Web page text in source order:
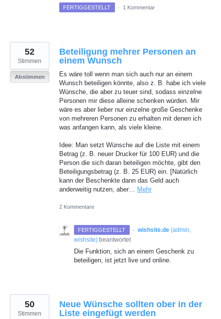
FERTIGGESTELLT · 1 Kommentar
Beteiligung mehrer Personen an
einem Wunsch
Es wäre toll wenn man sich auch nur an einem
Wunsch beteiligen könnte, also z. B. habe ich viele
Wünsche, die aber zu teuer sind, sodass einzelne
Personen mir diese alleine schenken würden. Mir
wäre es aber lieber nur einzelne große Geschenke
von mehreren Personen zu erhalten mit denen ich
was anfangen kann, als viele kleine.
Idee: Man setzt Wünsche auf die Liste mit einem
Betrag (z. B. neuer Drucker für 100 EUR) und die
Person die sich daran beteiligen möchte, gibt den
Beteiligungsbetrag (z. B. 25 EUR) ein. [Natürlich
kann der Beschenkte dann das Geld auch
anderweitig nutzen, aber… Mehr
52
Stimmen
Abstimmen
2 Kommentare
FERTIGGESTELLT · wishsite.de (admin,
wishsite) beantwortet
Die Funktion, sich an einem Geschenk zu
beteiligen, ist jetzt live und online.
Neue Wünsche sollten ober in der
Liste eingefügt werden
50
Stimmen